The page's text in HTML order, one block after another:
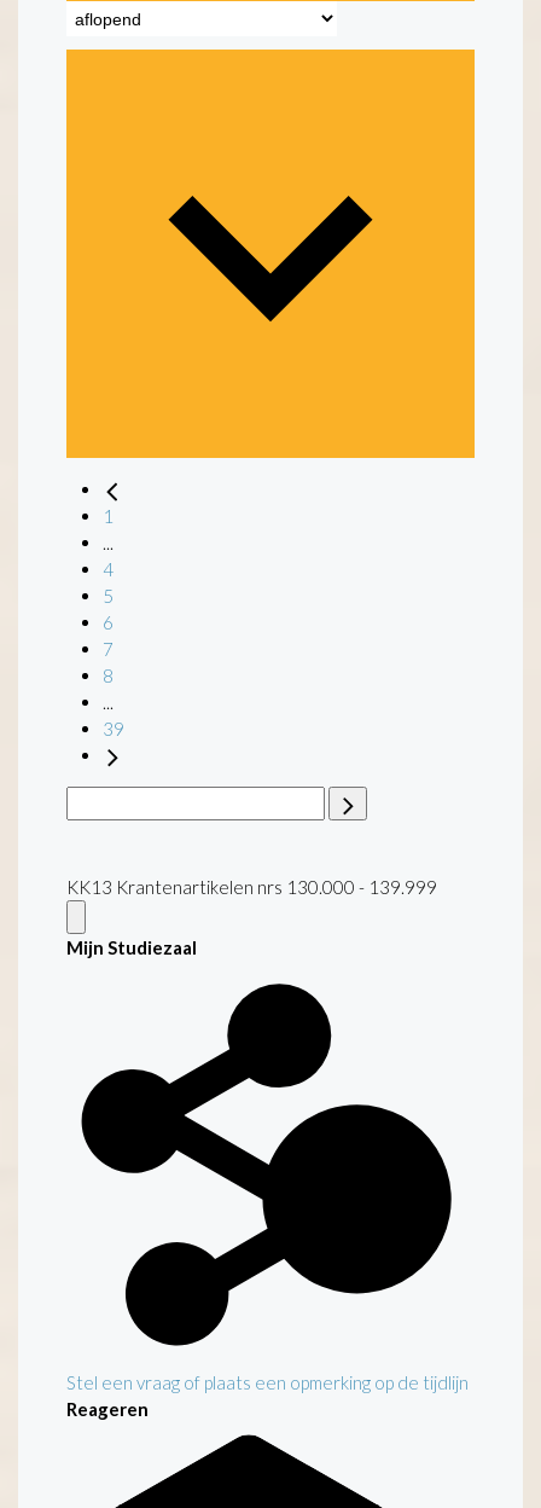
1
4
5
6
7
8
39
KK13 Krantenartikelen nrs 130.000 - 139.999
Mijn Studiezaal
Stel een vraag of plaats een opmerking op de tijdlijn
Reageren